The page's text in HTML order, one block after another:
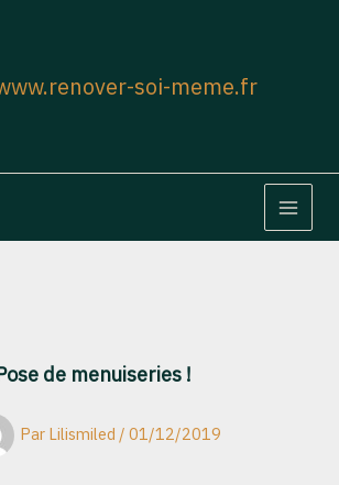
soi-meme.fr
MAIN
de menuiseries !
Par Lilismiled / 01/12/2019